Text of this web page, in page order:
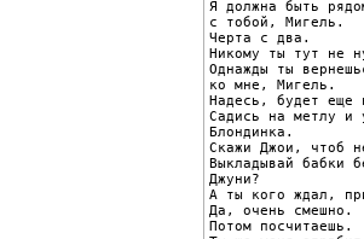
Я должна быть
с тобой, Мигель.
Черта с два.
Никому ты тут не
Однажды ты
ко мне, Мигель.
Надесь, будет еще
Садись на метлу и
Блондинка.
Скажи Джои, чтоб
Выкладывай бабки
Джуни?
А ты кого ждал,
Да, очень смешно.
Потом посчитаешь.